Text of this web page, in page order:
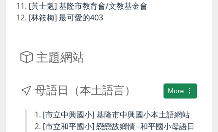
[黃士魁] 基隆市教育會/文教基金會
[林筱梅] 最可愛的403
主題網站
More
母語日（本土語言）
[市立中興國小] 基隆市中興國小本土語網站
[市立和平國小] 戀戀故鄉情--和平國小母語日